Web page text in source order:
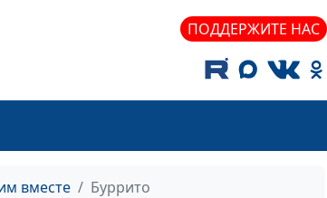
ПОДДЕРЖИТЕ НАС
вместе Буррито
Оксана Козлова
Анна Ронжина,
Оксана Козлова
#113
торт
вишня» и
Анна Ронжина,
#112